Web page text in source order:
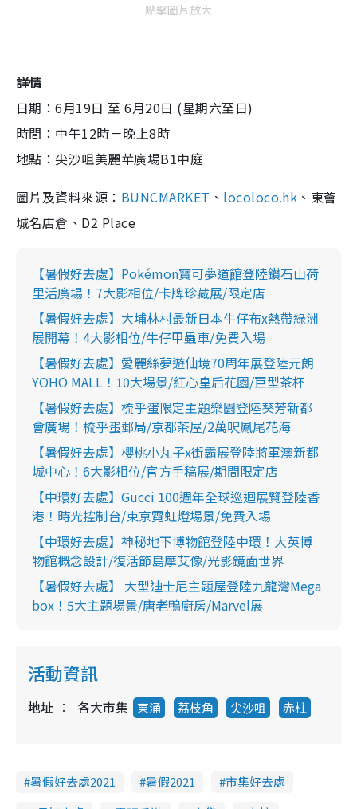
點擊圖片放大
詳情
日期：6月19日 至 6月20日 (星期六至日)
時間：中午12時－晚上8時
地點：尖沙咀美麗華廣場B1中庭
圖片及資料來源： BUNCMARKET 、 locoloco.hk 、東薈
城名店倉、D2 Place
【暑假好去處】Pokémon寶可夢道館登陸鑽石山荷
里活廣場！7大影相位/卡牌珍藏展/限定店
【暑假好去處】大埔林村最新日本牛仔布x熱帶綠洲
展開幕！4大影相位/牛仔甲蟲車/免費入場
【暑假好去處】愛麗絲夢遊仙境70周年展登陸元朗
YOHO MALL！10大場景/紅心皇后花園/巨型茶杯
【暑假好去處】梳乎蛋限定主題樂園登陸葵芳新都
會廣場！梳乎蛋郵局/京都茶屋/2萬呎鳳尾花海
【暑假好去處】櫻桃小丸子x街霸展登陸將軍澳新都
城中心！6大影相位/官方手稿展/期間限定店
【中環好去處】Gucci 100週年全球巡迴展覽登陸香
港！時光控制台/東京霓虹燈場景/免費入場
【中環好去處】神秘地下博物館登陸中環！大英博
物館概念設計/復活節島摩艾像/光影鏡面世界
【暑假好去處】 大型迪士尼主題屋登陸九龍灣Mega
box！5大主題場景/唐老鴨廚房/Marvel展
活動資訊
地址 各大市集 東涌 荔枝角 尖沙咀 赤柱
暑假好去處2021 暑假2021
市集好去處